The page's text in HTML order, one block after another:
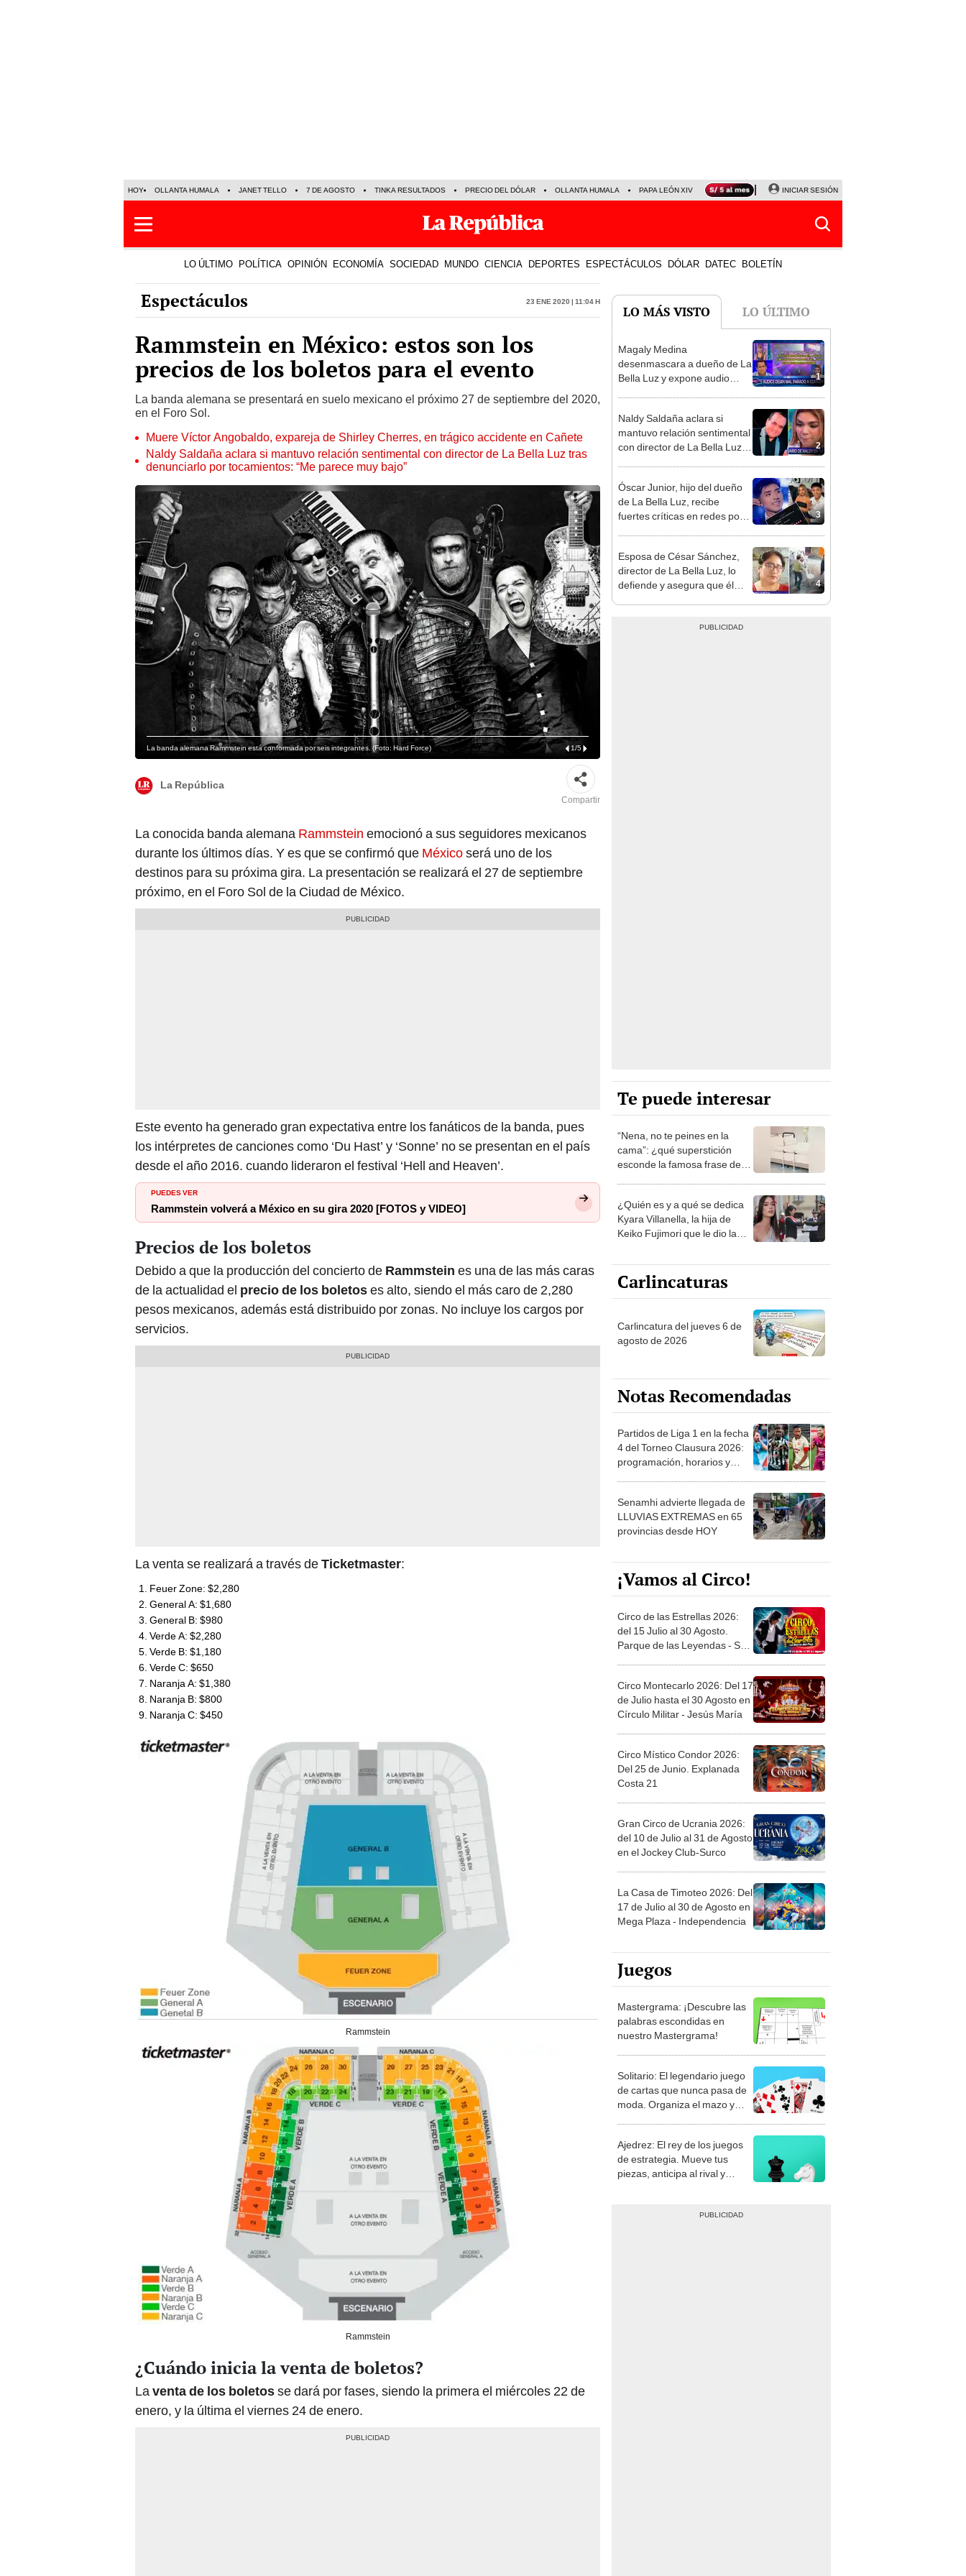
HOY OLLANTA HUMALA JANET TELLO 7 DE AGOSTO TINKA RESULTADOS PRECIO DEL DÓLAR OLLANTA HUMALA PAPA LEÓN XIV NALDY SALDAÑA LA BELLA LUZ
INICIAR SESIÓN
LO ÚLTIMO POLÍTICA OPINIÓN ECONOMÍA SOCIEDAD MUNDO CIENCIA DEPORTES ESPECTÁCULOS DÓLAR DATEC BOLETÍN
Espectáculos 23 Ene 2020 | 11:04 h
Rammstein en México: estos son los
precios de los boletos para el evento
La banda alemana se presentará en suelo mexicano el próximo 27 de septiembre del 2020,
en el Foro Sol.
Muere Víctor Angobaldo, expareja de Shirley Cherres, en trágico accidente en Cañete
Naldy Saldaña aclara si mantuvo relación sentimental con director de La Bella Luz tras
denunciarlo por tocamientos: “Me parece muy bajo”
La banda alemana Rammstein está conformada por seis integrantes. (Foto: Hard Force) 1/5
La República
Compartir
La conocida banda alemana Rammstein emocionó a sus seguidores mexicanos
durante los últimos días. Y es que se confirmó que Méxicoserá uno de los
destinos para su próxima gira. La presentación se realizará el 27 de septiembre
próximo, en el Foro Sol de la Ciudad de México.
Este evento ha generado gran expectativa entre los fanáticos de la banda, pues
los intérpretes de canciones como ‘Du Hast’ y ‘Sonne’ no se presentan en el país
desde el año 2016. cuando lideraron el festival ‘Hell and Heaven’.
PUEDES VER
Rammstein volverá a México en su gira 2020 [FOTOS y VIDEO]
Precios de los boletos
Debido a que la producción del concierto de Rammstein es una de las más caras
de la actualidad el precio de los boletoses alto, siendo el más caro de 2,280
pesos mexicanos, además está distribuido por zonas. No incluye los cargos por
servicios.
La venta se realizará a través deTicketmaster:
Feuer Zone: $2,280
General A: $1,680
General B: $980
Verde A: $2,280
Verde B: $1,180
Verde C: $650
Naranja A: $1,380
Naranja B: $800
Naranja C: $450
Rammstein
Rammstein
¿Cuándo inicia la venta de boletos?
La venta de los boletosse dará por fases, siendo la primera el miércoles 22 de
enero, y la última el viernes 24 de enero.
LO MÁS VISTO LO ÚLTIMO
1
Magaly Medina
desenmascara a dueño de La
Bella Luz y expone audio
Sánchez
2
Naldy Saldaña aclara si
mantuvo relación sentimental
con director de La Bella Luz
bajo”
3
Óscar Junior, hijo del dueño
de La Bella Luz, recibe
fuertes críticas en redes por
4
Esposa de César Sánchez,
director de La Bella Luz, lo
defiende y asegura que él
Te puede interesar
“Nena, no te peines en la
cama”: ¿qué superstición
esconde la famosa frase de
¿Quién es y a qué se dedica
Kyara Villanella, la hija de
Keiko Fujimori que le dio la
Carlincaturas
Carlincatura del jueves 6 de
agosto de 2026
Notas Recomendadas
Partidos de Liga 1 en la fecha
4 del Torneo Clausura 2026:
programación, horarios y
Senamhi advierte llegada de
LLUVIAS EXTREMAS en 65
provincias desde HOY
¡Vamos al Circo!
Circo de las Estrellas 2026:
del 15 Julio al 30 Agosto.
Parque de las Leyendas - San
Circo Montecarlo 2026: Del 17
de Julio hasta el 30 Agosto en
Círculo Militar - Jesús María
Circo Místico Condor 2026:
Del 25 de Junio. Explanada
Costa 21
Gran Circo de Ucrania 2026:
del 10 de Julio al 31 de Agosto
en el Jockey Club-Surco
La Casa de Timoteo 2026: Del
17 de Julio al 30 de Agosto en
Mega Plaza - Independencia
Juegos
Mastergrama: ¡Descubre las
palabras escondidas en
nuestro Mastergrama!
Solitario: El legendario juego
de cartas que nunca pasa de
moda. Organiza el mazo y
Ajedrez: El rey de los juegos
de estrategia. Mueve tus
piezas, anticipa al rival y